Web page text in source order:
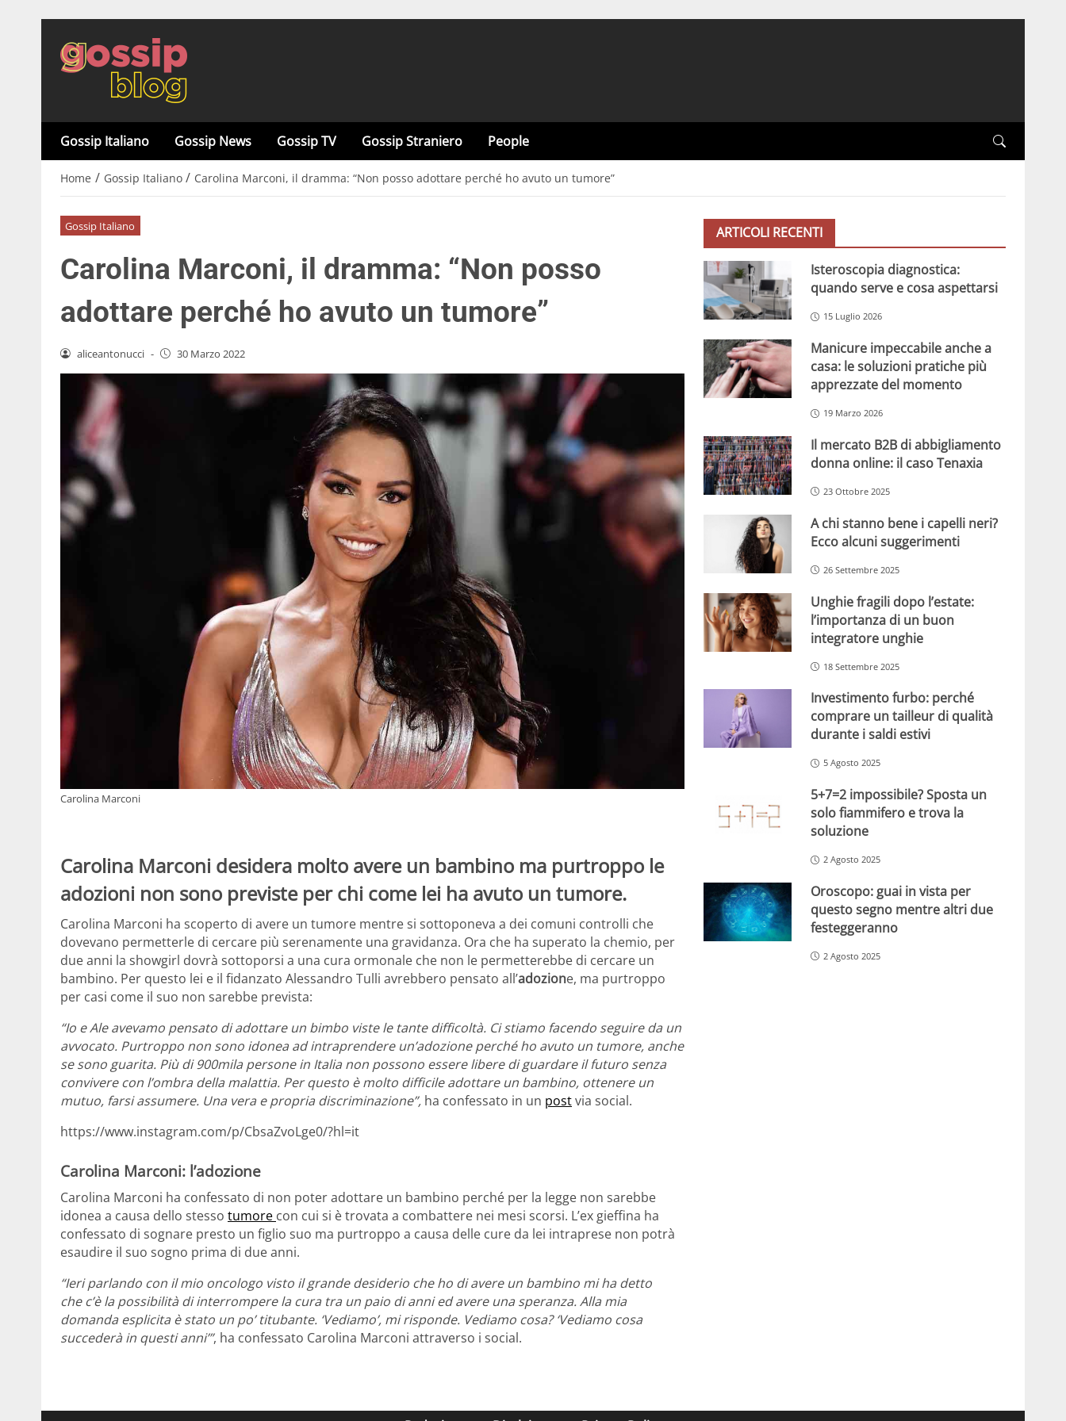
Gossip Italiano Gossip News Gossip TV Gossip Straniero People
Home / Gossip Italiano / Carolina Marconi, il dramma: “Non posso adottare perché ho avuto un tumore”
Gossip Italiano
Carolina Marconi, il dramma: “Non posso
adottare perché ho avuto un tumore”
aliceantonucci - 30 Marzo 2022
Carolina Marconi
Carolina Marconi desidera molto avere un bambino ma purtroppo le
adozioni non sono previste per chi come lei ha avuto un tumore.
Carolina Marconi ha scoperto di avere un tumore mentre si sottoponeva a dei comuni controlli che
dovevano permetterle di cercare più serenamente una gravidanza. Ora che ha superato la chemio, per
due anni la showgirl dovrà sottoporsi a una cura ormonale che non le permetterebbe di cercare un
bambino. Per questo lei e il fidanzato Alessandro Tulli avrebbero pensato all’adozione, ma purtroppo
per casi come il suo non sarebbe prevista:
“Io e Ale avevamo pensato di adottare un bimbo viste le tante difficoltà. Ci stiamo facendo seguire da un
avvocato. Purtroppo non sono idonea ad intraprendere un’adozione perché ho avuto un tumore, anche
se sono guarita. Più di 900mila persone in Italia non possono essere libere di guardare il futuro senza
convivere con l’ombra della malattia. Per questo è molto difficile adottare un bambino, ottenere un
mutuo, farsi assumere. Una vera e propria discriminazione”, ha confessato in un postvia social.
https://www.instagram.com/p/CbsaZvoLge0/?hl=it
Carolina Marconi: l’adozione
Carolina Marconi ha confessato di non poter adottare un bambino perché per la legge non sarebbe
idonea a causa dello stesso tumore con cui si è trovata a combattere nei mesi scorsi. L’ex gieffina ha
confessato di sognare presto un figlio suo ma purtroppo a causa delle cure da lei intraprese non potrà
esaudire il suo sogno prima di due anni.
“Ieri parlando con il mio oncologo visto il grande desiderio che ho di avere un bambino mi ha detto
che c’è la possibilità di interrompere la cura tra un paio di anni ed avere una speranza. Alla mia
domanda esplicita è stato un po’ titubante. ‘Vediamo’, mi risponde. Vediamo cosa? ‘Vediamo cosa
succederà in questi anni’”, ha confessato Carolina Marconi attraverso i social.
ARTICOLI RECENTI
Isteroscopia diagnostica:
quando serve e cosa aspettarsi
15 Luglio 2026
Manicure impeccabile anche a
casa: le soluzioni pratiche più
apprezzate del momento
19 Marzo 2026
Il mercato B2B di abbigliamento
donna online: il caso Tenaxia
23 Ottobre 2025
A chi stanno bene i capelli neri?
Ecco alcuni suggerimenti
26 Settembre 2025
Unghie fragili dopo l’estate:
l’importanza di un buon
integratore unghie
18 Settembre 2025
Investimento furbo: perché
comprare un tailleur di qualità
durante i saldi estivi
5 Agosto 2025
5+7=2 impossibile? Sposta un
solo fiammifero e trova la
soluzione
2 Agosto 2025
Oroscopo: guai in vista per
questo segno mentre altri due
festeggeranno
2 Agosto 2025